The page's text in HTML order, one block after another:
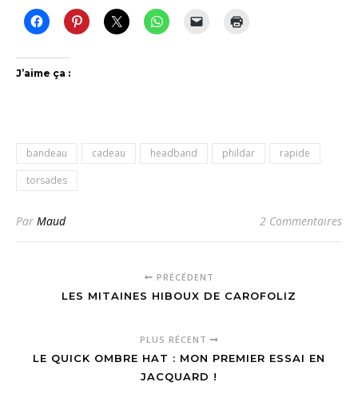
J’aime ça :
bandeau cadeau headband phildar
rapide
torsades
Par Maud 2 Commentaires
PRÉCÉDENT
LES MITAINES HIBOUX DE CAROFOLIZ
PLUS RÉCENT
LE QUICK OMBRE HAT : MON PREMIER ESSAI EN
JACQUARD !